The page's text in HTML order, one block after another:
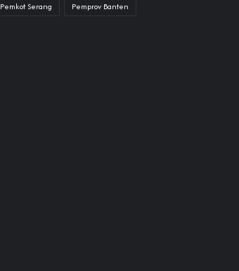
Pemkot Serang Pemprov Banten